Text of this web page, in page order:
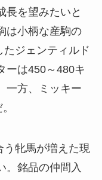
長を望みたいと
は小柄な産駒の
ジェンティルド
ーは450～480キ
一方、ミッキー
牝馬が増えた現
。銘品の仲間入